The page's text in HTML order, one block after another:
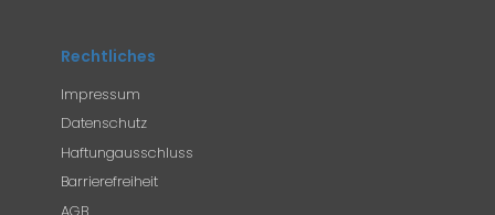
Rechtliches
Impressum
Datenschutz
Haftungausschluss
Barrierefreiheit
AGB